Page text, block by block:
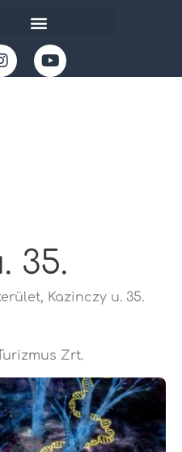
35.
Kazinczy u. 35.
Zrt.